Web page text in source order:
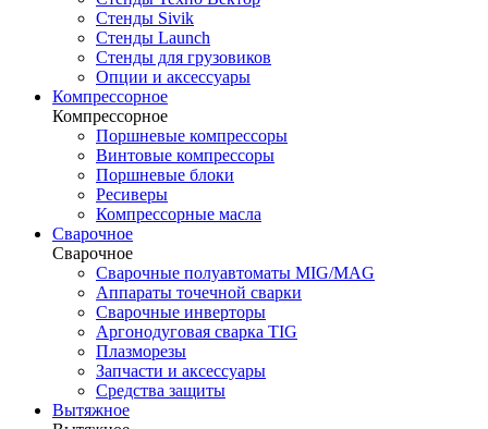
Стенды Sivik
Стенды Launch
Стенды для грузовиков
Опции и аксессуары
Компрессорное
Компрессорное
Поршневые компрессоры
Винтовые компрессоры
Поршневые блоки
Ресиверы
Компрессорные масла
Сварочное
Сварочное
Сварочные полуавтоматы MIG/MAG
Аппараты точечной сварки
Сварочные инверторы
Аргонодуговая сварка TIG
Плазморезы
Запчасти и аксессуары
Средства защиты
Вытяжное